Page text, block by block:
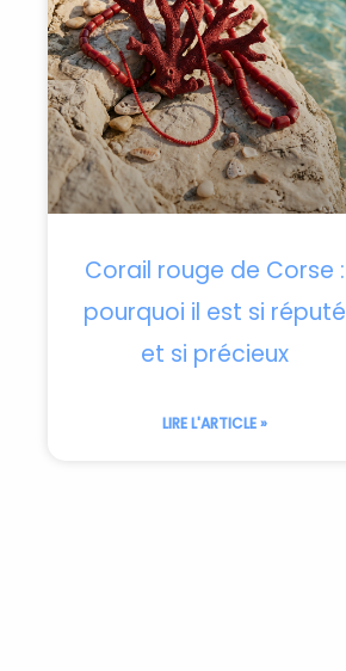
Corail rouge de Corse :
pourquoi il est si réputé
et si précieux
LIRE L'ARTICLE »